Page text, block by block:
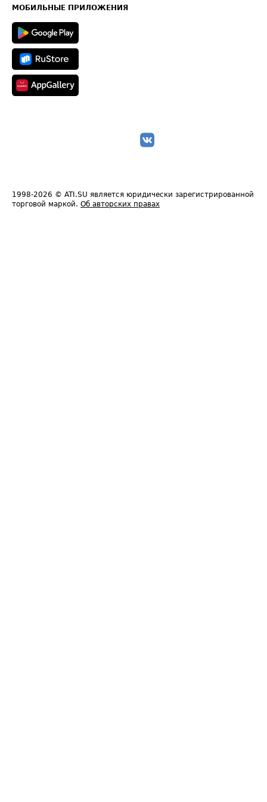
Техническая информация
МОБИЛЬНЫЕ ПРИЛОЖЕНИЯ
1998-2026 © ATI.SU является юридически зарегистрированной
торговой маркой. Об авторских правах